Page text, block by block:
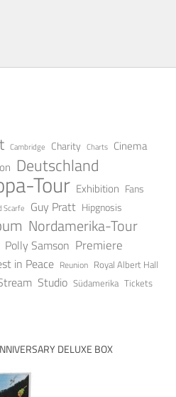
Cambridge Charity Charts Cinema
Deutschland
Tour Exhibition Fans
Scarfe Guy Pratt Hipgnosis
Nordamerika-Tour
Polly Samson Premiere
in Peace Reunion Royal Albert Hall
Studio Südamerika Tickets
DELUXE BOX